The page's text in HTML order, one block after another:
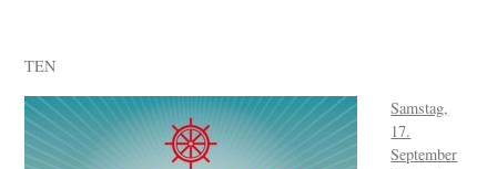
TEN
Samstag,
17.
September